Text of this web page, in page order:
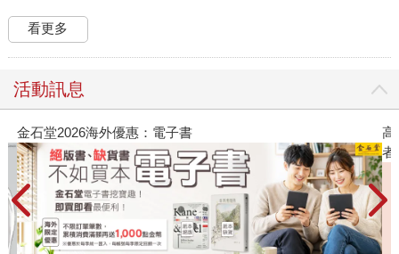
看更多
活動訊息
高功能倖存者：如果不「有用」，我還值得被
者親簽版）